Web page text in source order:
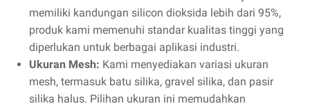
memiliki kandungan silicon dioksida lebih dari 95%,
produk kami memenuhi standar kualitas tinggi yang
diperlukan untuk berbagai aplikasi industri.
Ukuran Mesh: Kami menyediakan variasi ukuran
mesh, termasuk batu silika, gravel silika, dan pasir
silika halus. Pilihan ukuran ini memudahkan